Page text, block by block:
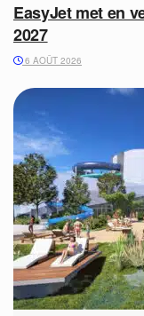
EasyJet met en
2027
6 AOÛT 2026